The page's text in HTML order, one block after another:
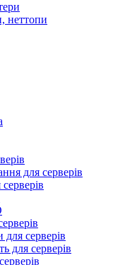
неттопи
для серверів
серверів
для серверів